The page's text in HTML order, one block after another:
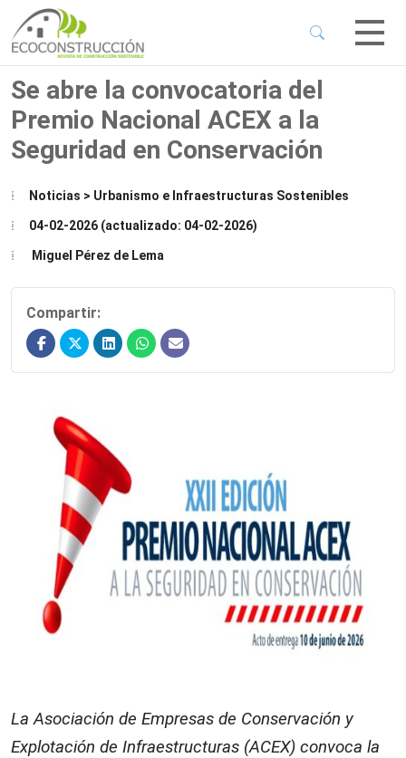
Menu
Menu
Se abre la convocatoria del
Premio Nacional ACEX a la
Seguridad en Conservación
Noticias > Urbanismo e Infraestructuras Sostenibles
04-02-2026 (actualizado: 04-02-2026)
Miguel Pérez de Lema
Compartir:
La Asociación de Empresas de Conservación y
Explotación de Infraestructuras (ACEX) convoca la